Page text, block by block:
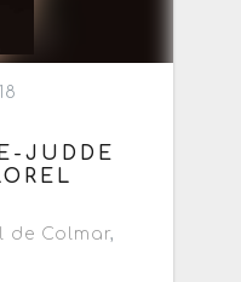
JUDDE
de Colmar,